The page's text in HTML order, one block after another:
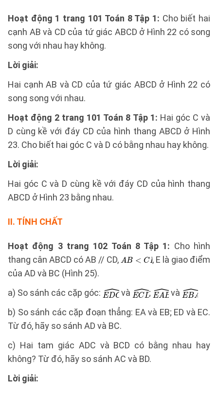
Hoạt động 1 trang 101 Toán 8 Tập 1: Cho biết hai
cạnh AB và CD của tứ giác ABCD ở Hình 22 có song
song với nhau hay không.
Lời giải:
Hai cạnh AB và CD của tứ giác ABCD ở Hình 22 có
song song với nhau.
Hoạt động 2 trang 101 Toán 8 Tập 1: Hai góc C và
D cùng kề với đáy CD của hình thang ABCD ở Hình
23. Cho biết hai góc C và D có bằng nhau hay không.
Lời giải:
Hai góc C và D cùng kề với đáy CD của hình thang
ABCD ở Hình 23 bằng nhau.
II. TÍNH CHẤT
Hoạt động 3 trang 102 Toán 8 Tập 1: Cho hình
thang cân ABCD có AB // CD,
, E là giao điểm
của AD và BC (Hình 25).
a) So sánh các cặp góc:
và ;
và
b) So sánh các cặp đoạn thẳng: EA và EB; ED và EC.
Từ đó, hãy so sánh AD và BC.
c) Hai tam giác ADC và BCD có bằng nhau hay
không? Từ đó, hãy so sánh AC và BD.
Lời giải: